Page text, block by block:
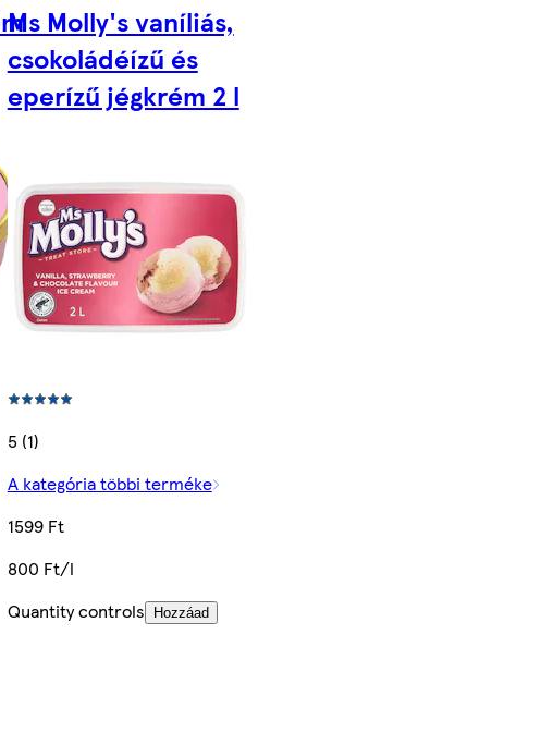
Ms Molly's vaníliás,
csokoládéízű és
eperízű jégkrém 2 l
5 (1)
A kategória többi terméke
1599 Ft
800 Ft/l
Quantity controls
Hozzáad